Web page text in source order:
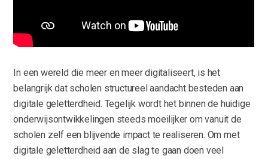
In een wereld die meer en meer digitaliseert, is het
belangrijk dat scholen structureel aandacht besteden aan
digitale geletterdheid. Tegelijk wordt het binnen de huidige
onderwijsontwikkelingen steeds moeilijker om vanuit de
scholen zelf een blijvende impact te realiseren. Om met
digitale geletterdheid aan de slag te gaan doen veel